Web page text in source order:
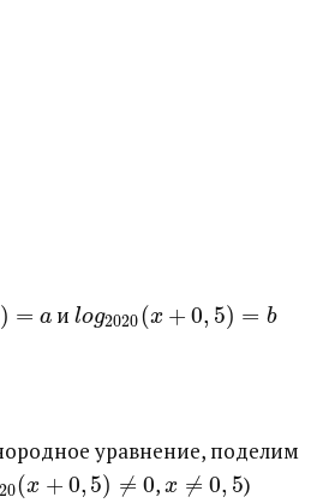
) = a​ и ​ log2020(x + 0, 5) = b
уравнение, поделим
(x + 0, 5) ≠ 0​, ​x ≠ 0, 5​)